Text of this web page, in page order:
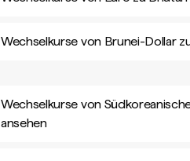
Wechselkurse von Brunei-Dollar
Wechselkurse von
ansehen